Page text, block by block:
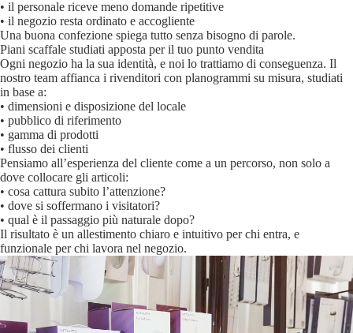
• il personale riceve meno domande ripetitive
• il negozio resta ordinato e accogliente
Una buona confezione spiega tutto senza bisogno di parole.
Piani scaffale studiati apposta per il tuo punto vendita
Ogni negozio ha la sua identità, e noi lo trattiamo di conseguenza. Il
nostro team affianca i rivenditori con planogrammi su misura, studiati
in base a:
• dimensioni e disposizione del locale
• pubblico di riferimento
• gamma di prodotti
• flusso dei clienti
Pensiamo all’esperienza del cliente come a un percorso, non solo a
dove collocare gli articoli:
• cosa cattura subito l’attenzione?
• dove si soffermano i visitatori?
• qual è il passaggio più naturale dopo?
Il risultato è un allestimento chiaro e intuitivo per chi entra, e
funzionale per chi lavora nel negozio.